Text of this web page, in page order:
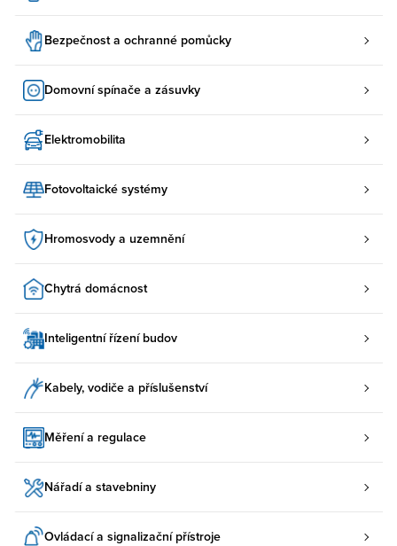
Bezpečnost a ochranné pomůcky
Domovní spínače a zásuvky
Elektromobilita
Fotovoltaické systémy
Hromosvody a uzemnění
Chytrá domácnost
Inteligentní řízení budov
Kabely, vodiče a příslušenství
Měření a regulace
Nářadí a stavebniny
Ovládací a signalizační přístroje